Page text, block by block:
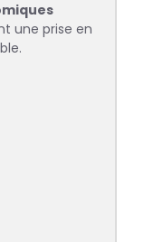
une prise en